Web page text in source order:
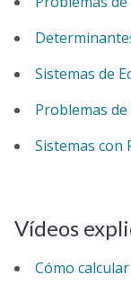
Sistemas de
Problemas de
Sistemas con
Vídeos
Cómo